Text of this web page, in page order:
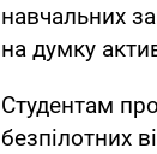
навчальних
на думку
Студентам
безпілотних